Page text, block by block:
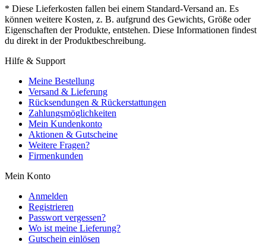
* Diese Lieferkosten fallen bei einem Standard-Versand an. Es
können weitere Kosten, z. B. aufgrund des Gewichts, Größe oder
Eigenschaften der Produkte, entstehen. Diese Informationen findest
du direkt in der Produktbeschreibung.
Hilfe & Support
Meine Bestellung
Versand & Lieferung
Rücksendungen & Rückerstattungen
Zahlungsmöglichkeiten
Mein Kundenkonto
Aktionen & Gutscheine
Weitere Fragen?
Firmenkunden
Mein Konto
Anmelden
Registrieren
Passwort vergessen?
Wo ist meine Lieferung?
Gutschein einlösen